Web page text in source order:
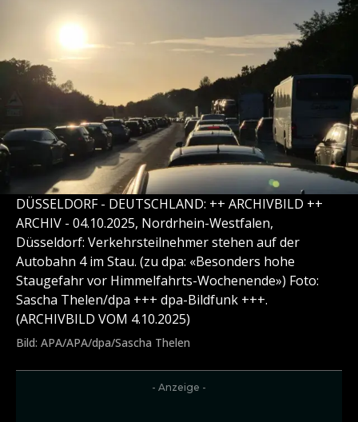
DÜSSELDORF - DEUTSCHLAND: ++ ARCHIVBILD ++
ARCHIV - 04.10.2025, Nordrhein-Westfalen,
Düsseldorf: Verkehrsteilnehmer stehen auf der
Autobahn 4 im Stau. (zu dpa: «Besonders hohe
Staugefahr vor Himmelfahrts-Wochenende») Foto:
Sascha Thelen/dpa +++ dpa-Bildfunk +++.
(ARCHIVBILD VOM 4.10.2025)
Bild: APA/APA/dpa/Sascha Thelen
- Anzeige -